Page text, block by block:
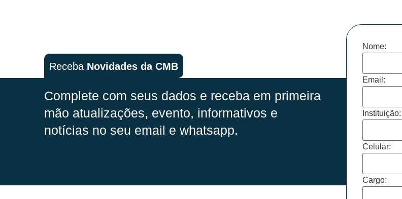
Receba Novidades da CMB
Complete com seus dados e receba em primeira
mão atualizações, evento, informativos e
notícias no seu email e whatsapp.
Nome:
Email:
Instituição:
Celular:
Cargo: